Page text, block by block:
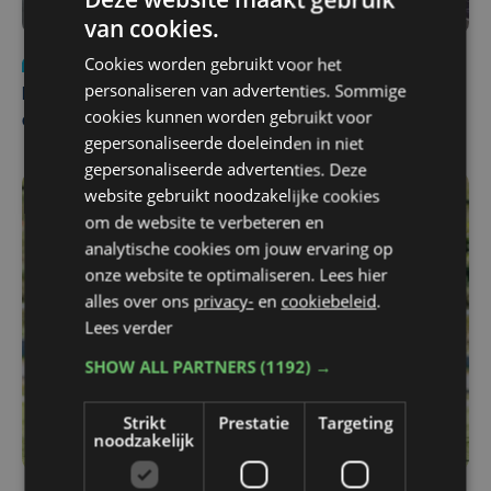
Nieuws
za 1 augustus | 22:36
Belgisch Solar Team met West-Vlamingen wint voor
eerst in VS
van cookies.
Cookies worden gebruikt voor het
personaliseren van advertenties. Sommige
cookies kunnen worden gebruikt voor
gepersonaliseerde doeleinden in niet
gepersonaliseerde advertenties. Deze
website gebruikt noodzakelijke cookies
om de website te verbeteren en
analytische cookies om jouw ervaring op
onze website te optimaliseren. Lees hier
alles over ons privacy- en cookiebeleid.
Lees verder
SHOW ALL PARTNERS(1192) →
Strikt
noodzakelijk
Prestatie Targeting